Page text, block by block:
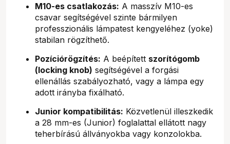
M10-es csatlakozás: A masszív M10-es
csavar segítségével szinte bármilyen
professzionális lámpatest kengyeléhez (yoke)
stabilan rögzíthető.
Pozíciórögzítés: A beépített szorítógomb
(locking knob) segítségével a forgási
ellenállás szabályozható, vagy a lámpa egy
adott irányba fixálható.
Junior kompatibilitás: Közvetlenül illeszkedik
a 28 mm-es (Junior) foglalattal ellátott nagy
teherbírású állványokba vagy konzolokba.